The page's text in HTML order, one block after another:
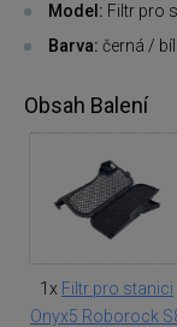
Model: Filtr pro
Barva: černá /
Obsah Balení
1x Filtr pro stanici
Onyx5 Roborock